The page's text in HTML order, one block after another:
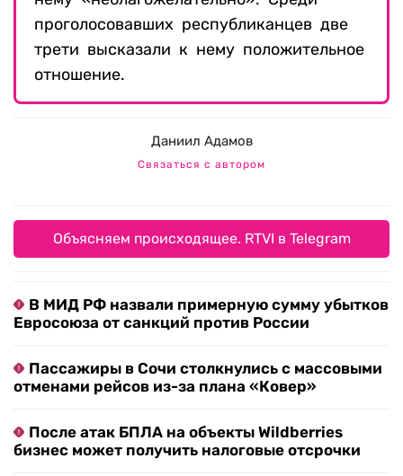
проголосовавших республиканцев две
трети высказали к нему положительное
отношение.
Даниил Адамов
Связаться с автором
Объясняем происходящее. RTVI в Telegram
В МИД РФ назвали примерную сумму убытков
Евросоюза от санкций против России
Пассажиры в Сочи столкнулись с массовыми
отменами рейсов из-за плана «Ковер»
После атак БПЛА на объекты Wildberries
бизнес может получить налоговые отсрочки